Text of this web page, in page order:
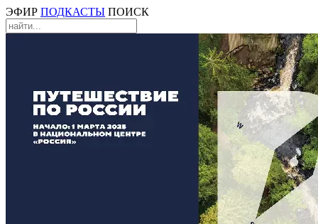
ЭФИР ПОДКАСТЫ ПОИСК